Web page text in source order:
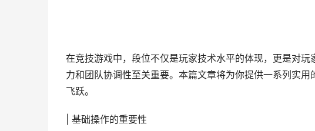
在竞技游戏中，段位不仅是玩家技术水平的体现，更是对
力和团队协调性至关重要。本篇文章将为你提供一系列实
飞跃。
| 基础操作的重要性